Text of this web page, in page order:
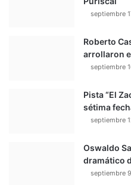
septiembre
Roberto
arrollaron
septiembre
Pista “El
sétima
septiembre
Oswaldo
dramático
septiembre